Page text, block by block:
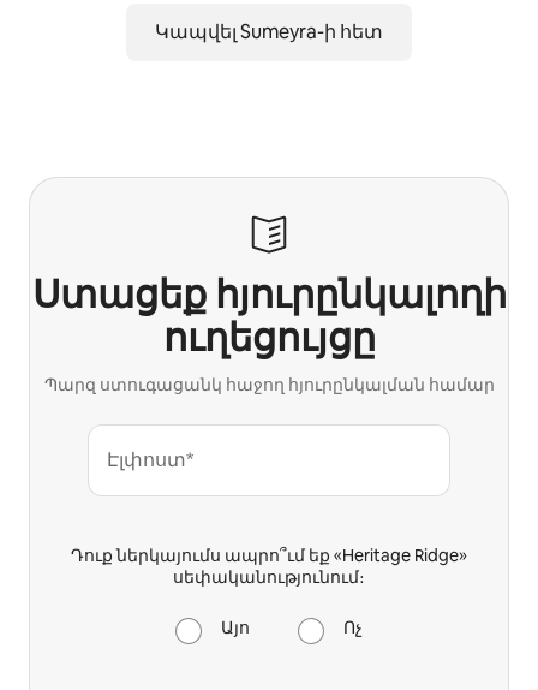
Կապվել Sumeyra-ի հետ
Ստացեք հյուրընկալողի
ուղեցույցը
Պարզ ստուգացանկ հաջող հյուրընկալման համար
Էլփոստ*
Դուք ներկայումս ապրո՞ւմ եք «Heritage Ridge»
սեփականությունում։
Այո Ոչ